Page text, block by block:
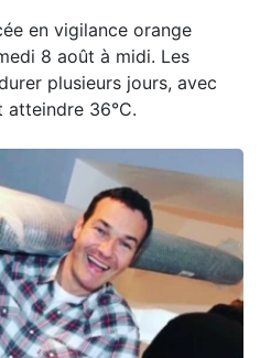
en vigilance orange
8 août à midi. Les
plusieurs jours, avec
atteindre 36°C.